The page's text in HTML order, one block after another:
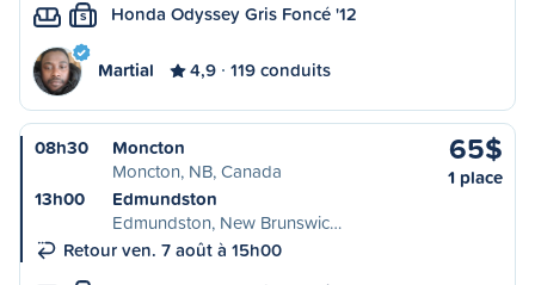
S Honda Odyssey Gris Foncé '12
Martial 4,9 119 conduits
08h30
Moncton
Moncton, NB, Canada
13h00
Edmundston
Edmundston, New Brunswic…
Retour ven. 7 août à 15h00
65$
1 place